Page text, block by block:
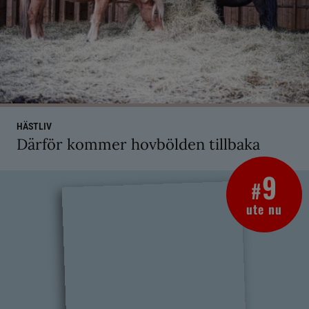
HÄSTLIV
Därför kommer hovbölden tillbaka
#9
ute nu